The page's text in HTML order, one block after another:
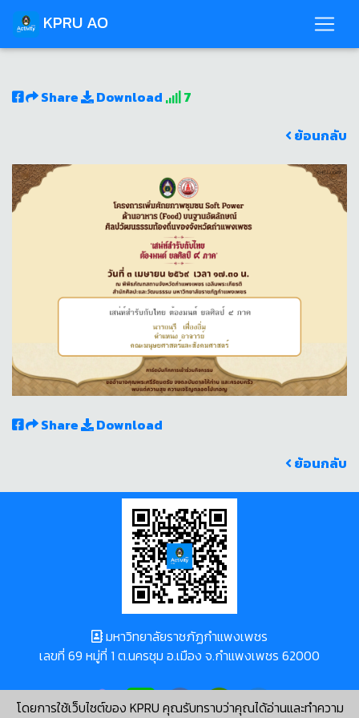
KPRU AO
Share Download
7
ย้อนกลับ
Share
Download
ย้อนกลับ
โดยการใช้เว็บไซต์ของ KPRU คุณรับทราบว่าคุณได้อ่านและทำความ
มหาวิทยาลัยราชภัฏกำแพงเพชร
เลขที่ 69 หมู่ที่ 1 ต.นครชุม อ.เมือง จ.กำแพงเพชร 62000